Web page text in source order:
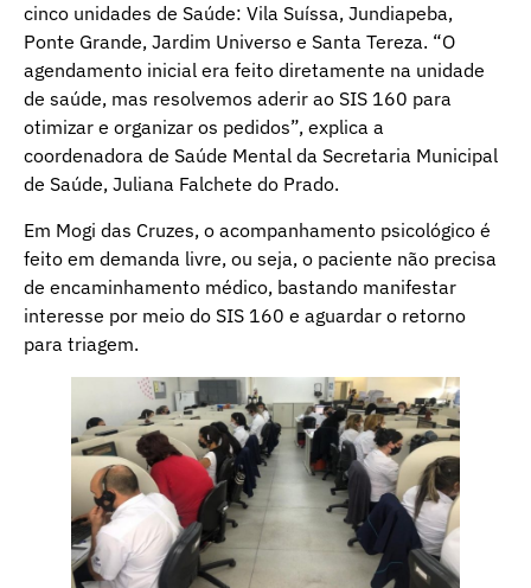
cinco unidades de Saúde: Vila Suíssa, Jundiapeba,
Ponte Grande, Jardim Universo e Santa Tereza. “O
agendamento inicial era feito diretamente na unidade
de saúde, mas resolvemos aderir ao SIS 160 para
otimizar e organizar os pedidos”, explica a
coordenadora de Saúde Mental da Secretaria Municipal
de Saúde, Juliana Falchete do Prado.
Em Mogi das Cruzes, o acompanhamento psicológico é
feito em demanda livre, ou seja, o paciente não precisa
de encaminhamento médico, bastando manifestar
interesse por meio do SIS 160 e aguardar o retorno
para triagem.